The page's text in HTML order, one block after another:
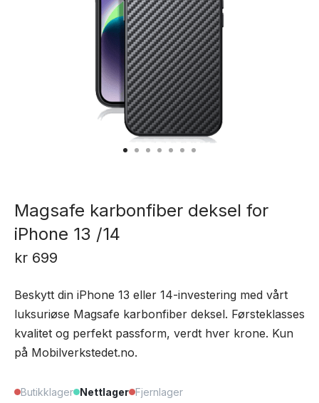
Magsafe karbonfiber deksel for
iPhone 13 /14
kr 699
Beskytt din iPhone 13 eller 14-investering med vårt
luksuriøse Magsafe karbonfiber deksel. Førsteklasses
kvalitet og perfekt passform, verdt hver krone. Kun
på Mobilverkstedet.no.
Butikklager Nettlager Fjernlager